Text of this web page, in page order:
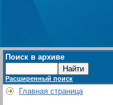
Поиск в архиве
Расширенный поиск
Главная страница